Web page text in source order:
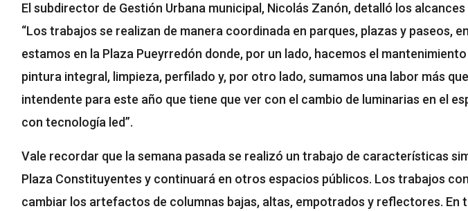
El subdirector de Gestión Urbana municipal, Nicolás Zanón, detalló los
“Los trabajos se realizan de manera coordinada en parques, plazas y paseos,
estamos en la Plaza Pueyrredón donde, por un lado, hacemos el
pintura integral, limpieza, perfilado y, por otro lado, sumamos una labor más
intendente para este año que tiene que ver con el cambio de luminarias en el
con tecnología led”.
Vale recordar que la semana pasada se realizó un trabajo de características
Plaza Constituyentes y continuará en otros espacios públicos. Los trabajos
cambiar los artefactos de columnas bajas, altas, empotrados y reflectores. En